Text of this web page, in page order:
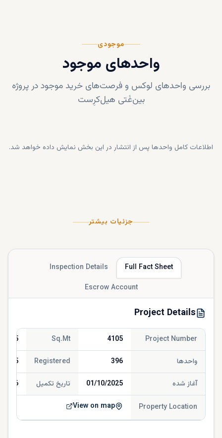
موجودی
واحدهای موجود
بررسی واحدهای لوکس و فرصت‌های خرید موجود در پروژه
بین‌غَتی هیل‌کرِست
اطلاعات کامل واحدها پس از انتشار در این بخش نمایش داده خواهد شد.
جزئیات بیشتر
Full Fact Sheet
Inspection Details
Escrow Account
Project Details
Project Number
4105
Sq.Mt
واحدها 396
Registered
آغاز شده 01/10/2025 تاریخ تکمیل
Property Location
View on map